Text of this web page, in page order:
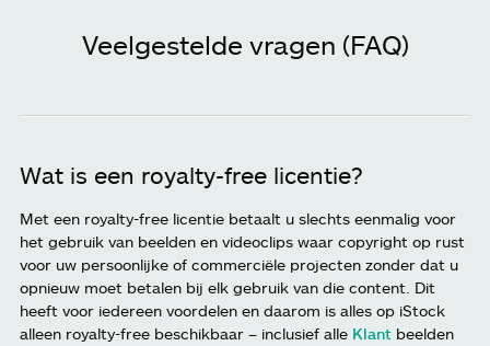
Veelgestelde vragen (FAQ)
Wat is een royalty-free licentie?
Met een royalty-free licentie betaalt u slechts eenmalig voor
het gebruik van beelden en videoclips waar copyright op rust
voor uw persoonlijke of commerciële projecten zonder dat u
opnieuw moet betalen bij elk gebruik van die content. Dit
heeft voor iedereen voordelen en daarom is alles op iStock
alleen royalty-free beschikbaar – inclusief alle Klant beelden